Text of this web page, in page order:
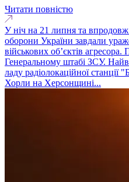
Читати повністю
У ніч на 21 липня та
оборони України завдали
військових об’єктів
Генеральному штабі ЗСУ.
ладу радіолокаційної
Хорли на Херсонщині...